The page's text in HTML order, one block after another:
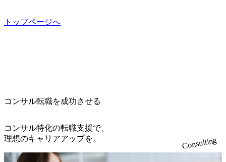
るため、エンジニアの視点からも協業しクライアントへ価
keto_kajita/)） 多様なメンバー、多様なプロジェクトによる
も関わらず、外資系戦略コンサルティングファームや総合
系コンサルティングファームをはじめ、メーカー、ITベン
チャー、外資系金融機関など多彩な出自で構成されてお
り、常に刺激を受けながらプロジェクトワークが可能 総合
による引っ越し費用は、会社が負担します。 2026年8月18日
※顔出しは不要です。ご質問頂く際のみ、顔出ししていた
ングファームや、Slerなどから優秀層が多数ジョイン。 http
ている。 <u>ワンプール制</u>を取っており、業界の枠に縛
り、<u>営業活動に工数を割かれることなくデリバリーに注
力可能</u> 従業員満足度を非常に重視しており、意にそぐ
わないプロジェクトにアサインされてしまった場合、半強
制的に別のプロジェクトに異動することが可能。その結
トップページへ
コンサル転職を成功させる
コンサル特化の転職支援で、
理想のキャリアアップを。
Consulting